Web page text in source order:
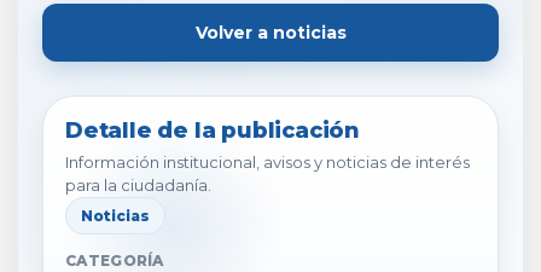
Volver a noticias
Detalle de la publicación
Información institucional, avisos y noticias de interés
para la ciudadanía.
Noticias
CATEGORÍA